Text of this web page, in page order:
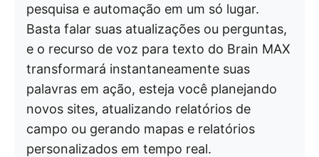
pesquisa e automação em um só lugar.
Basta falar suas atualizações ou perguntas,
e o recurso de voz para texto do Brain MAX
transformará instantaneamente suas
palavras em ação, esteja você planejando
novos sites, atualizando relatórios de
campo ou gerando mapas e relatórios
personalizados em tempo real.